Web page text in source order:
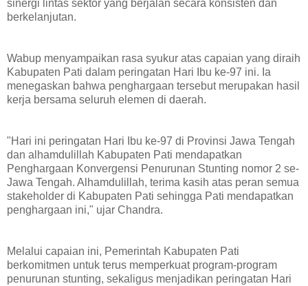
sinergi lintas sektor yang berjalan secara konsisten dan
berkelanjutan.
Wabup menyampaikan rasa syukur atas capaian yang diraih
Kabupaten Pati dalam peringatan Hari Ibu ke-97 ini. Ia
menegaskan bahwa penghargaan tersebut merupakan hasil
kerja bersama seluruh elemen di daerah.
"Hari ini peringatan Hari Ibu ke-97 di Provinsi Jawa Tengah
dan alhamdulillah Kabupaten Pati mendapatkan
Penghargaan Konvergensi Penurunan Stunting nomor 2 se-
Jawa Tengah. Alhamdulillah, terima kasih atas peran semua
stakeholder di Kabupaten Pati sehingga Pati mendapatkan
penghargaan ini," ujar Chandra.
Melalui capaian ini, Pemerintah Kabupaten Pati
berkomitmen untuk terus memperkuat program-program
penurunan stunting, sekaligus menjadikan peringatan Hari